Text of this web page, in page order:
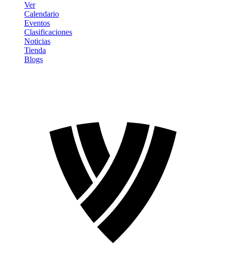
Ver
Calendario
Eventos
Clasificaciones
Noticias
Tienda
Blogs